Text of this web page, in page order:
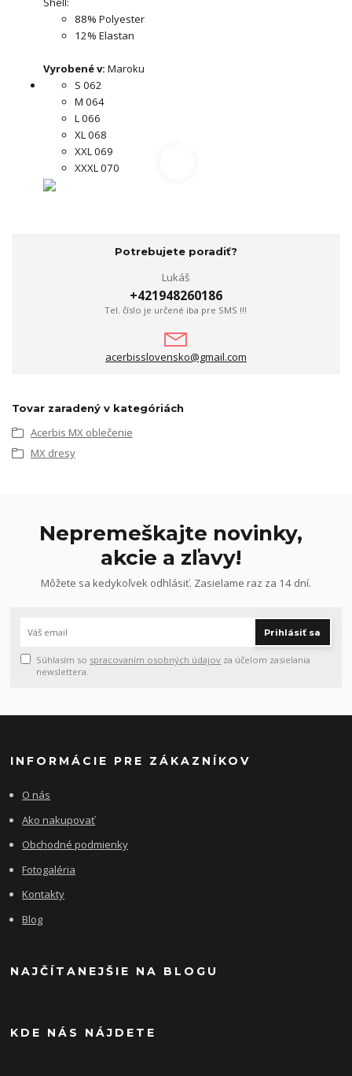
88% Polyester
12% Elastan
Vyrobené v: Maroku
S 062
M 064
L 066
XL 068
XXL 069
XXXL 070
Potrebujete poradiť?
Lukáš
+421948260186
Tel. číslo je určené iba pre SMS !!!
acerbisslovensko@gmail.com
Tovar zaradený v kategóriách
Acerbis MX oblečenie
MX dresy
Nepremeškajte novinky,
akcie a zľavy!
Môžete sa kedykoľvek odhlásiť. Zasielame raz za 14 dní.
Prihlásiť sa
Súhlasím so spracovaním osobných údajov za účelom zasielania
newslettera.
INFORMÁCIE PRE ZÁKAZNÍKOV
O nás
Ako nakupovať
Obchodné podmienky
Fotogaléria
Kontakty
Blog
NAJČÍTANEJŠIE NA BLOGU
KDE NÁS NÁJDETE